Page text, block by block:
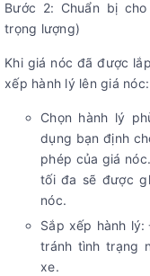
Bước 2: Chuẩn bị
trọng lượng)
Khi giá nóc đã được
xếp hành lý lên giá nóc:
Chọn hành lý
dụng bạn định
phép của giá
tối đa sẽ được
nóc.
Sắp xếp hành
tránh tình trạng
xe.